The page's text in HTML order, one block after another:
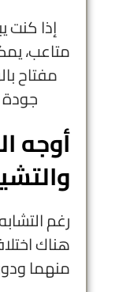
إذا
متاعب،
مفتاح
جودة
أوجه
رغم
هناك
منهما